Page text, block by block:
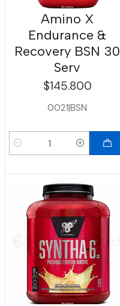
Amino X
Endurance &
Recovery BSN 30
Serv
$145.800
0021|BSN
Cantidad